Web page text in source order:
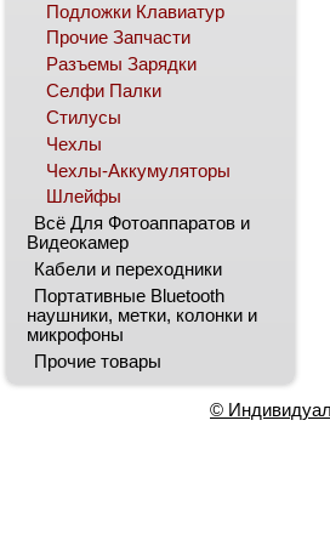
Подложки Клавиатур
Прочие Запчасти
Разъемы Зарядки
Селфи Палки
Стилусы
Чехлы
Чехлы-Аккумуляторы
Шлейфы
Всё Для Фотоаппаратов и
Видеокамер
Кабели и переходники
Портативные Bluetooth
наушники, метки, колонки и
микрофоны
Прочие товары
©